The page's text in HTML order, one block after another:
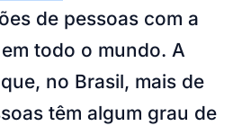
de pessoas com a
todo o mundo. A
no Brasil, mais de
têm algum grau de